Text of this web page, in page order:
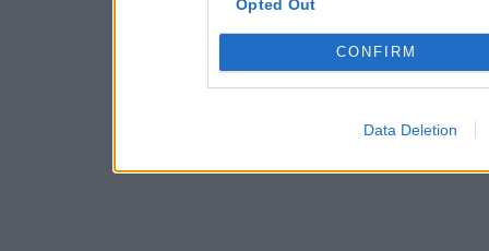
Opted Out
CONFIRM
Data Deletion